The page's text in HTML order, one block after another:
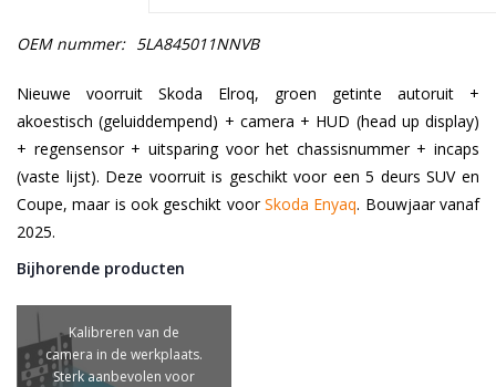
OEM nummer: 5LA845011NNVB
Nieuwe voorruit Skoda Elroq, groen getinte autoruit +
akoestisch (geluiddempend) + camera + HUD (head up display)
+ regensensor + uitsparing voor het chassisnummer + incaps
(vaste lijst). Deze voorruit is geschikt voor een 5 deurs SUV en
Coupe, maar is ook geschikt voorSkoda Enyaq. Bouwjaar vanaf
2025.
Bijhorende producten
Kalibreren van de
camera in de werkplaats.
Sterk aanbevolen voor